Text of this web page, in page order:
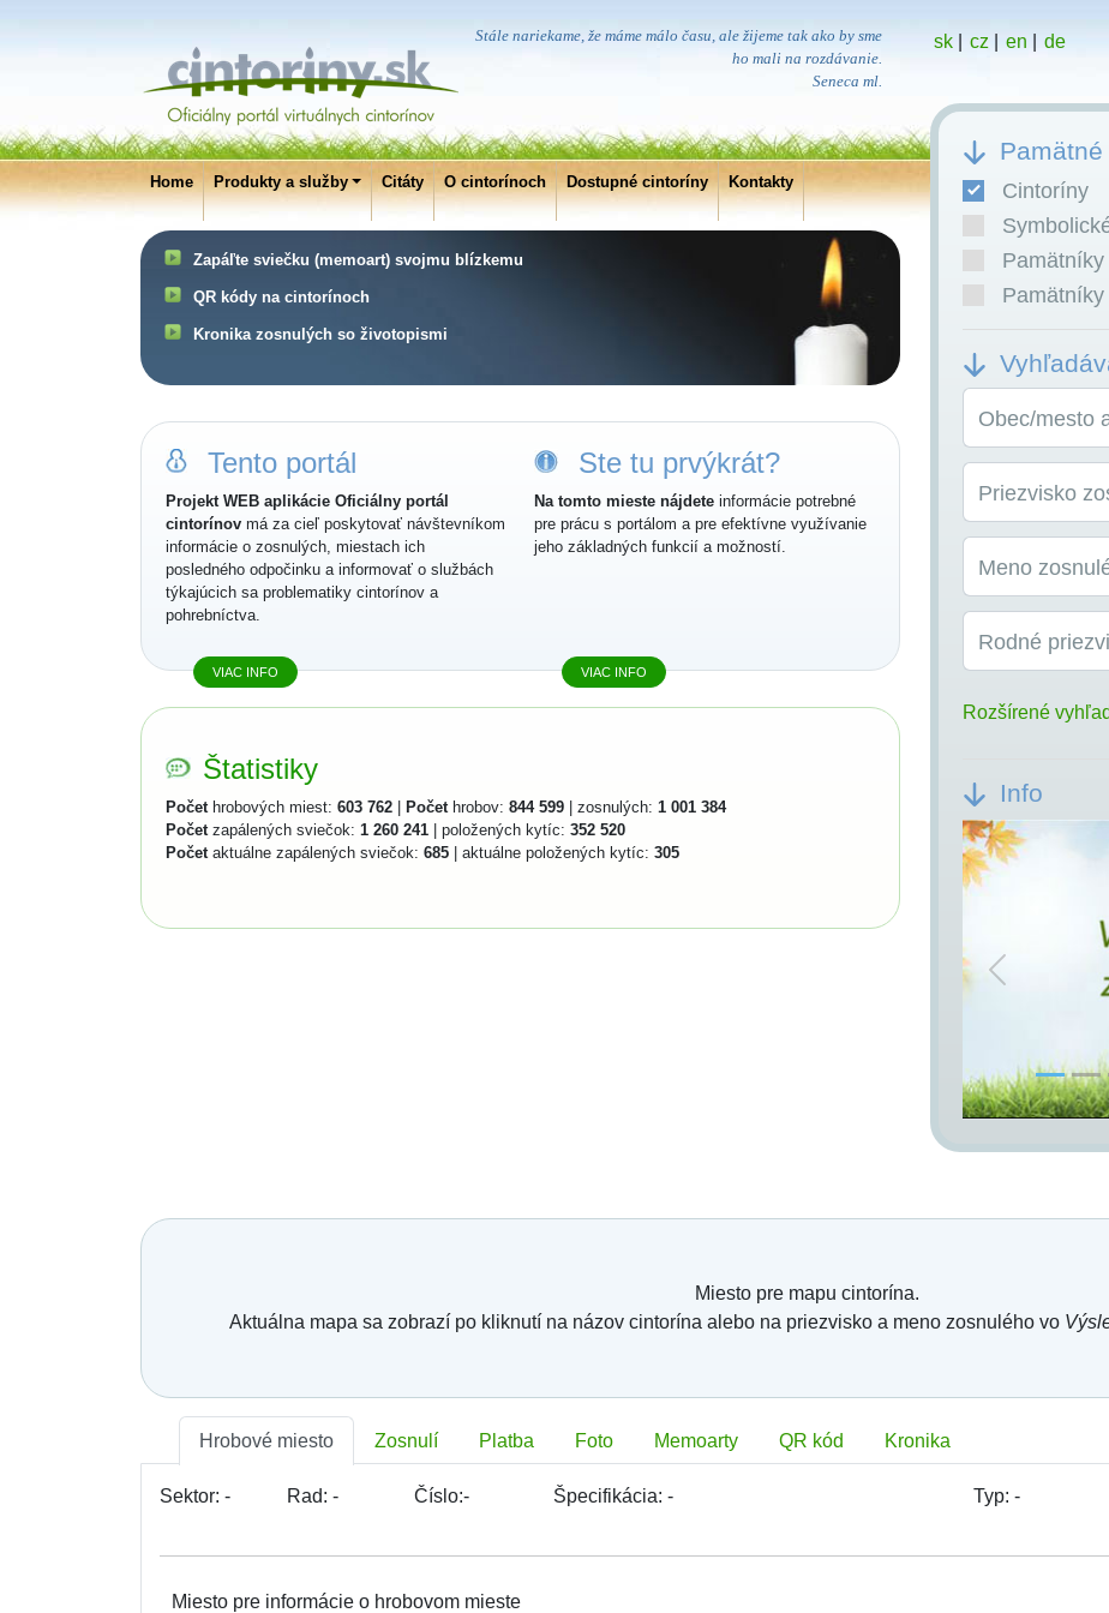
Stále nariekame, že máme málo času, ale žijeme tak ako by sme
ho mali na rozdávanie.
Seneca ml.
Home Produkty a služby Citáty O cintorínoch Dostupné cintoríny Kontakty
Zapáľte sviečku (memoart) svojmu blízkemu
QR kódy na cintorínoch
Kronika zosnulých so životopismi
sk| cz en de
Cintoríny
Obec/mesto
Priezvisko
Meno
Rodné
Rozšírené
Info
Previous
Tento portál
Projekt WEB aplikácie Oficiálny portál
cintorínov má za cieľ poskytovať návštevníkom
informácie o zosnulých, miestach ich
posledného odpočinku a informovať o službách
týkajúcich sa problematiky cintorínov a
pohrebníctva.
VIAC INFO
Ste tu prvýkrát?
Na tomto mieste nájdete informácie potrebné
pre prácu s portálom a pre efektívne využívanie
jeho základných funkcií a možností.
VIAC INFO
Štatistiky
Počethrobových miest: 603 762 Počethrobov: 844 599 | zosnulých: 1 001 384
Početzapálených sviečok: 1 260 241 | položených kytíc: 352 520
Početaktuálne zapálených sviečok: 685 | aktuálne položených kytíc: 305
Miesto pre mapu cintorína.
Aktuálna mapa sa zobrazí po kliknutí na názov cintorína alebo na priezvisko a meno zosnulého vo
Hrobové miesto Zosnulí Platba Foto Memoarty QR kód Kronika
Sektor: - Rad:- Číslo:- Špecifikácia:- Typ: -
Miesto pre informácie o hrobovom mieste